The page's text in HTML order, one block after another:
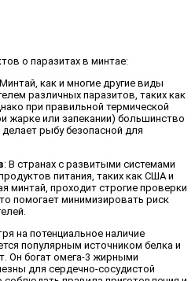
о паразитах в минтае:
как и многие другие виды
различных паразитов, таких как
при правильной термической
жарке или запекании) большинство
рыбу безопасной для
: В странах с развитыми системами
питания, таких как США и
минтай, проходит строгие проверки
помогает минимизировать риск
на потенциальное наличие
популярным источником белка и
Он богат омега-3 жирными
для сердечно-сосудистой